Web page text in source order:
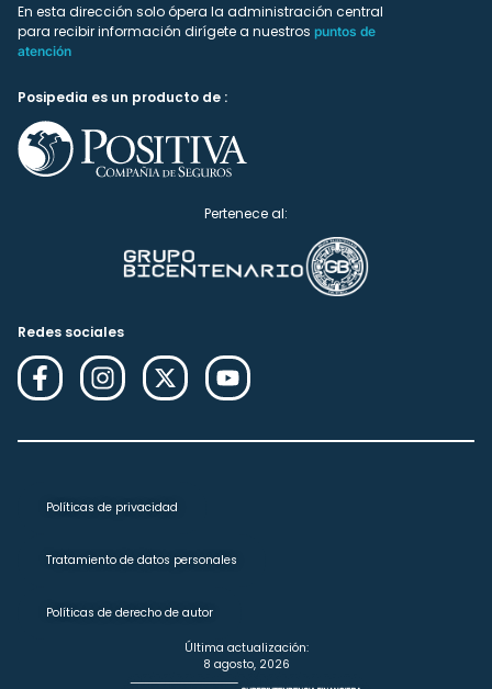
En esta dirección solo ópera la administración central
para recibir información dirígete a nuestros puntos de
atención
Posipedia es un producto de :
Pertenece al:
Redes sociales
Políticas de privacidad
Tratamiento de datos personales
Políticas de derecho de autor
Última actualización:
8 agosto, 2026